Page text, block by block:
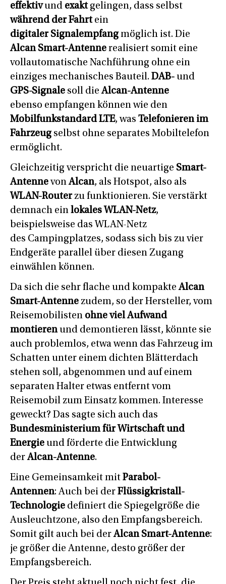
effektivund exaktgelingen, dass selbst
während der Fahrtein
digitaler Signalempfang möglich ist. Die
Alcan Smart-Antenne realisiert somit eine
vollautomatische Nachführung ohne ein
einziges mechanisches Bauteil. DAB- und
GPS-Signale soll dieAlcan-Antenne
ebenso empfangen können wie den
Mobilfunkstandard LTE, was Telefonieren im
Fahrzeug selbst ohne separates Mobiltelefon
ermöglicht.
Gleichzeitig verspricht die neuartige Smart-
AntennevonAlcan, als Hotspot, also als
WLAN-Routerzu funktionieren. Sie verstärkt
demnach ein lokales WLAN-Netz,
beispielsweise das WLAN-Netz
des Campingplatzes, sodass sich bis zu vier
Endgeräte parallel über diesen Zugang
einwählen können.
Da sich die sehr flache und kompakteAlcan
Smart-Antenne zudem, so der Hersteller, vom
Reisemobilisten ohne viel Aufwand
montierenund demontieren lässt, könnte sie
auch problemlos, etwa wenn das Fahrzeug im
Schatten unter einem dichten Blätterdach
stehen soll, abgenommen und auf einem
separaten Halter etwas entfernt vom
Reisemobil zum Einsatz kommen. Interesse
geweckt? Das sagte sich auch das
Bundesministerium für Wirtschaft und
Energie und förderte die Entwicklung
derAlcan-Antenne.
Eine Gemeinsamkeit mit Parabol-
Antennen: Auch bei der Flüssigkristall-
Technologie definiert die Spiegelgröße die
Ausleuchtzone, also den Empfangsbereich.
Somit gilt auch bei derAlcan Smart-Antenne:
je größer die Antenne, desto größer der
Empfangsbereich.